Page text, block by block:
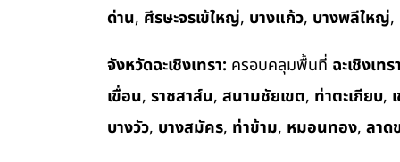
ด่าน, ศีรษะจรเข้ใหญ่, บางแก้ว, บางพลีใหญ่,
จังหวัดฉะเชิงเทรา: ครอบคลุมพื้นที่ ฉะเชิงเทรา
เขื่อน, ราชสาส์น, สนามชัยเขต, ท่าตะเกียบ,
บางวัว, บางสมัคร, ท่าข้าม, หมอนทอง, ลาด